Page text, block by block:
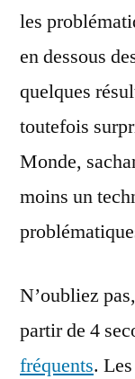
les
en dessous
quelques
toutefois
Monde,
moins un
N’oubliez pas,
partir de 4
fréquents.